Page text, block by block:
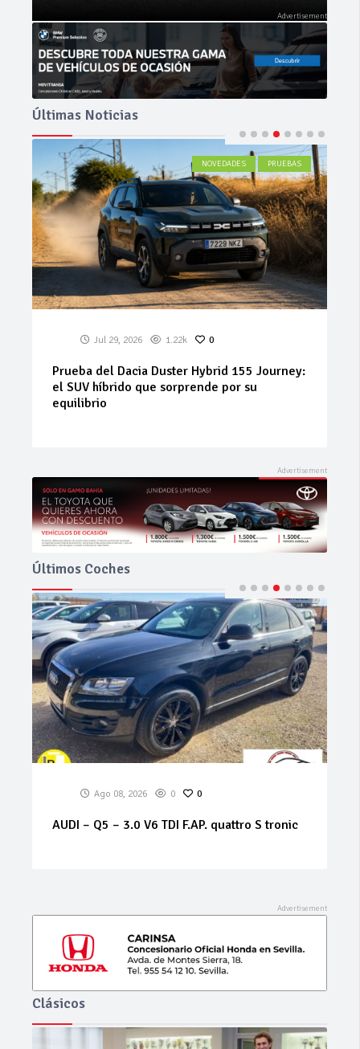
Últimas Noticias
ACTUALIDAD
Jul 27, 2026 583 0
Neumáticos de ocasión: la alternativa
inteligente para ahorrar sin renunciar a la
seguridad
Últimos Coches
Ago 08, 2026 0 0
ALFA ROMEO – 159 – 1.9 JTS 16V Distinctive
Clásicos